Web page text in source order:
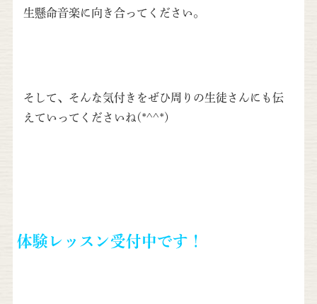
生懸命音楽に向き合ってください。
そして、そんな気付きをぜひ周りの生徒さんにも伝
えていってくださいね(*^^*)
体験レッスン受付中です！